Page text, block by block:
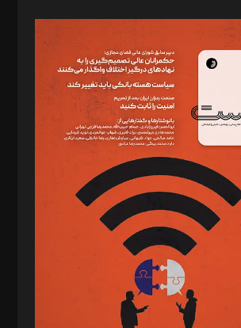
اثنی‌عشری
رجبی
ایپکچی
پاکدل
نقاش
آرش برهمند، یسنا امان‌پور، سروش کرمیان،
رجبی، زهرا فکرانه، فائزه فتحی
شفیعی، مانی لطفی زاده